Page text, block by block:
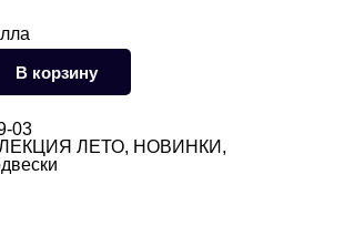
В корзину
03
ЛЕТО, НОВИНКИ ,